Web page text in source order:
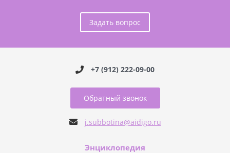
Задать вопрос
+7 (912) 222-09-00
Обратный звонок
j.subbotina@aidigo.ru
Энциклопедия